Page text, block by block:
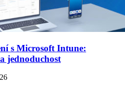
s Microsoft Intune:
jednoduchost